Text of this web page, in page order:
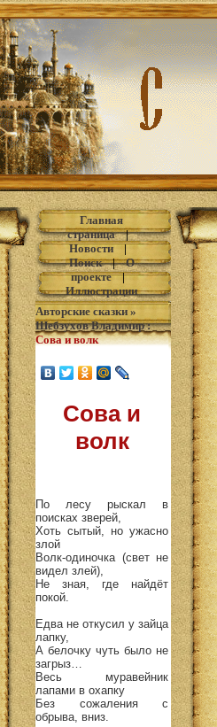
Главная
страница|
Новости|
Поиск|О
проекте|
Иллюстрации
Авторские сказки »
Шебзухов Владимир:
Сова и волк
Сова и
волк
По лесу рыскал в
поисках зверей,
Хоть сытый, но ужасно
злой
Волк-одиночка (свет не
видел злей),
Не зная, где найдёт
покой.
Едва не откусил у зайца
лапку,
А белочку чуть было не
загрыз…
Весь муравейник
лапами в охапку
Без сожаления с
обрыва, вниз.